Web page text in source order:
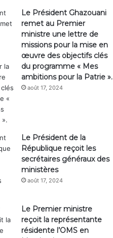
Le Président Ghazouani
remet au Premier
ministre une lettre de
missions pour la mise en
œuvre des objectifs clés
du programme « Mes
ambitions pour la Patrie ».
août 17, 2024
Le Président de la
République reçoit les
secrétaires généraux des
ministères
août 17, 2024
Le Premier ministre
reçoit la représentante
résidente l’OMS en